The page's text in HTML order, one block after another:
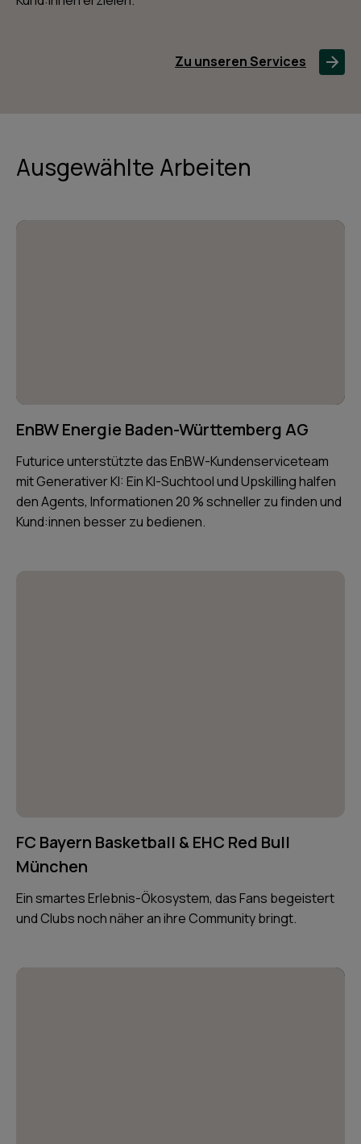
Zu unseren Services
Ausgewählte Arbeiten
EnBW Energie Baden-Württemberg AG
Futurice unterstützte das EnBW-Kundenserviceteam
mit Generativer KI: Ein KI-Suchtool und Upskilling halfen
den Agents, Informationen 20 % schneller zu finden und
Kund:innen besser zu bedienen.
FC Bayern Basketball & EHC Red Bull
München
Ein smartes Erlebnis-Ökosystem, das Fans begeistert
und Clubs noch näher an ihre Community bringt.